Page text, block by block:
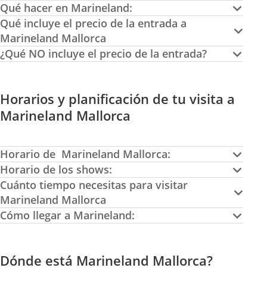
Qué hacer en Marineland:
Qué incluye el precio de la entrada a
Marineland Mallorca
¿Qué NO incluye el precio de la entrada?
Horarios y planificación de tu visita a
Marineland Mallorca
Horario de Marineland Mallorca:
Horario de los shows:
Cuánto tiempo necesitas para visitar
Marineland Mallorca
Cómo llegar a Marineland:
Dónde está Marineland Mallorca?